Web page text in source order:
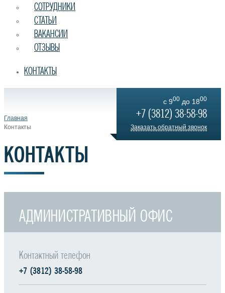
СОТРУДНИКИ
СТАТЬИ
ВАКАНСИИ
ОТЗЫВЫ
КОНТАКТЫ
c 900 до 1800
+7 (3812) 38-58-98
Заказать обратный звонок
Главная
Контакты
КОНТАКТЫ
АДМИНИСТРАТИВНЫЙ ОФИС
Контактный телефон
+7 (3812) 38-58-98